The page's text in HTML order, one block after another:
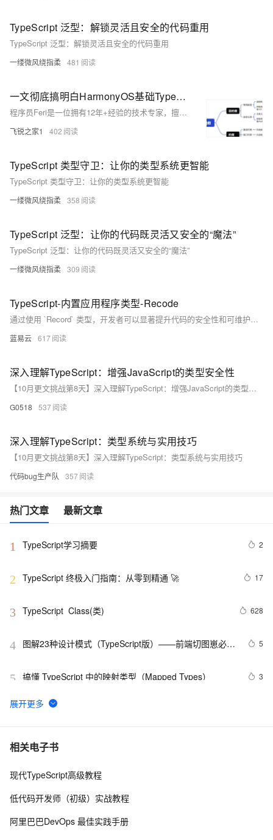
TypeScript 泛型：解锁灵活且安全的代码重用
TypeScript 泛型：解锁灵活且安全的代码重用
一缕微风绕指柔 481
一文彻底搞明白HarmonyOS基础TypeScript中的泛型函数
程序员Feri是一位拥有12年+经验的技术专家，擅长嵌入式、鸿蒙、人工智能和Java等领域。本文深入探讨TypeScript中的泛型函数，涵盖基础语法、类型约束、高级技巧及应用场景。通过泛型函数，实现代码逻辑与具体类型的解耦，提升类型安全性和复用性。内容包括集合操作、API抽象、工具类开发等实际应用，以及条件类型、默认类型参数和工具类型的高级技巧。最后提醒开发者注意过度泛型化和性能权衡问题，总结泛型函数在TypeScript类型系统中的核心地位及其未来发展方向。
飞锐之家1 402
TypeScript 类型守卫：让你的类型系统更智能
TypeScript 类型守卫：让你的类型系统更智能
一缕微风绕指柔 358
TypeScript 泛型：让你的代码既灵活又安全的“魔法”
TypeScript 泛型：让你的代码既灵活又安全的“魔法”
一缕微风绕指柔 309
TypeScript-内置应用程序类型-Recode
通过使用 `Record` 类型，开发者可以显著提升代码的安全性和可维护性。无论是配置对象、字典结构还是动态表单，`Record` 类型都提供了一个简洁、类型安全的解决方案。
蓝易云 617
深入理解TypeScript：增强JavaScript的类型安全性
【10月更文挑战第8天】深入理解TypeScript：增强JavaScript的类型安全性
G0518 537
深入理解TypeScript：类型系统与实用技巧
【10月更文挑战第8天】深入理解TypeScript：类型系统与实用技巧
代码bug生产队 357
热门文章 最新文章
1 TypeScript学习摘要 2
2 TypeScript 终极入门指南：从零到精通 🚀 17
3 TypeScript  Class(类) 628
4 图解23种设计模式（TypeScript版）——前端切图崽必修
5
5 搞懂 TypeScript 中的映射类型（Mapped Types） 3
6
使用React、TypeScript和Ant Design构建现代化前端应
7 在Vue3.0+ts中如何使用h函数
8 TypeScript Generics(泛型)
相关电子书
现代TypeScript高级教程
低代码开发师（初级）实战教程
阿里巴巴DevOps 最佳实践手册